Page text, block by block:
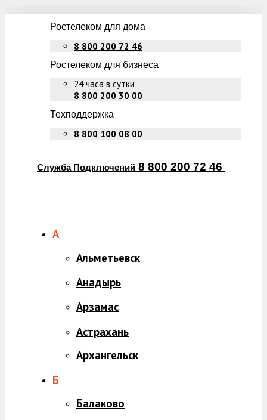
Ростелеком для дома
8 800 200 72 46
Ростелеком для бизнеса
24 часа в сутки
8 800 200 30 00
Техподдержка
8 800 100 08 00
Служба Подключений 8 800 200 72 46
А
Альметьевск
Анадырь
Арзамас
Астрахань
Архангельск
Б
Балаково